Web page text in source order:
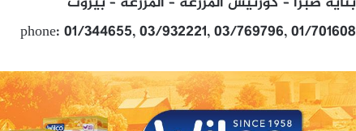
phone: 01/344655, 03/932221, 03/769796, 01/701608